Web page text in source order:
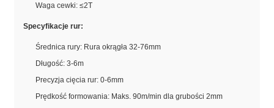
Waga cewki: ≤2T
Specyfikacje rur:
Średnica rury: Rura okrągła 32-76mm
Długość: 3-6m
Precyzja cięcia rur: 0-6mm
Prędkość formowania: Maks. 90m/min dla grubości 2mm